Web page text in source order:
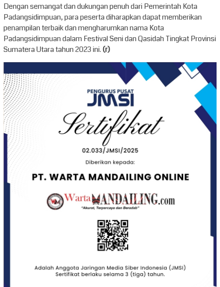
Dengan semangat dan dukungan penuh dari Pemerintah Kota
Padangsidimpuan, para peserta diharapkan dapat memberikan
penampilan terbaik dan mengharumkan nama Kota
Padangsidimpuan dalam Festival Seni dan Qasidah Tingkat Provinsi
Sumatera Utara tahun 2023 ini.(r)